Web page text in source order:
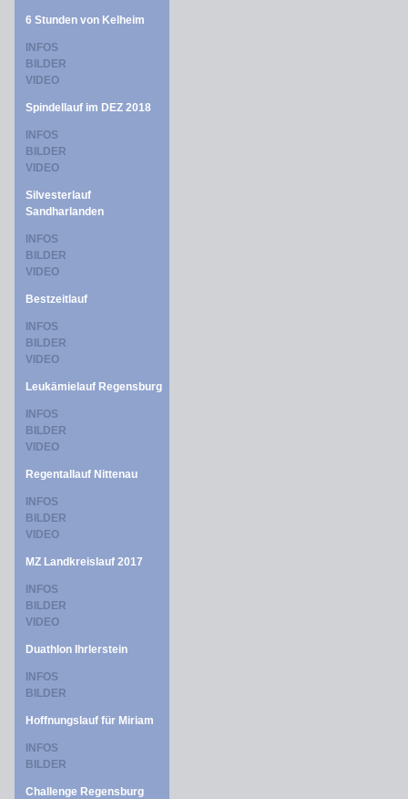
6 Stunden von Kelheim
INFOS
BILDER
VIDEO
Spindellauf im DEZ 2018
INFOS
BILDER
VIDEO
Silvesterlauf
Sandharlanden
INFOS
BILDER
VIDEO
Bestzeitlauf
INFOS
BILDER
VIDEO
Leukämielauf Regensburg
INFOS
BILDER
VIDEO
Regentallauf Nittenau
INFOS
BILDER
VIDEO
MZ Landkreislauf 2017
INFOS
BILDER
VIDEO
Duathlon Ihrlerstein
INFOS
BILDER
Hoffnungslauf für Miriam
INFOS
BILDER
Challenge Regensburg